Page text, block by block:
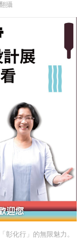
攝
彰化行」的無限魅力。